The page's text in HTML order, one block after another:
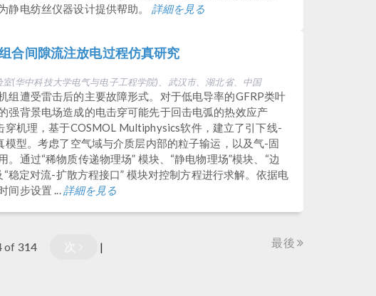
静电纺丝仪器设计提供帮助。 詳細を見る
合间隙流注放电过程仿真研究
(华中科技大学电气与电子工程学院)、武汉市、湖北省、中国
组遭受雷击后的主要故障形式。对于低电导率的GFRP类叶
强背景电场造成的电击穿可能先于回击电弧的热效应产
穿机理，基于COSMOL Multiphysics软件，建立了引下线-
模型。考虑了空气域与介质层内部的粒子输运，以及气-固
通过“稀物质传递物理场” 模块、“静电物理场”模块、“边
稳定对流-扩散方程接口” 模块对控制方程进行求解。依据电
间步设置 ...詳細を見る
of 314 | 最後